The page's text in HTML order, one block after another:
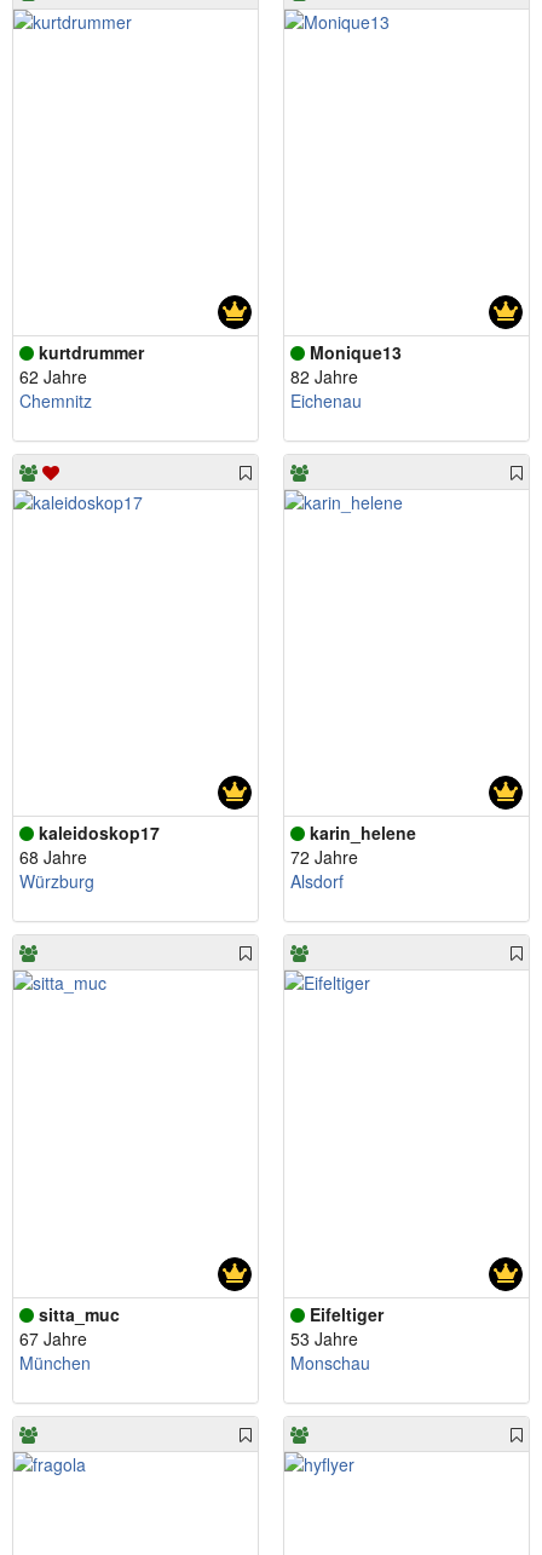
kurtdrummer
62 Jahre
Chemnitz
Monique13
82 Jahre
Eichenau
kaleidoskop17
68 Jahre
Würzburg
karin_helene
72 Jahre
Alsdorf
sitta_muc
67 Jahre
München
Eifeltiger
53 Jahre
Monschau